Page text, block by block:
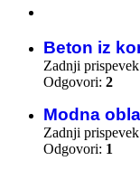
Beton iz
Zadnji
Odgovori: 2
Modna
Zadnji
Odgovori: 1